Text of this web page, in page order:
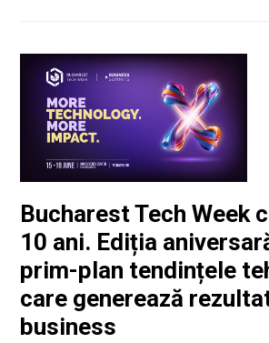
Bucharest Tech Week
10 ani. Ediția
prim-plan tendințele
care generează
business